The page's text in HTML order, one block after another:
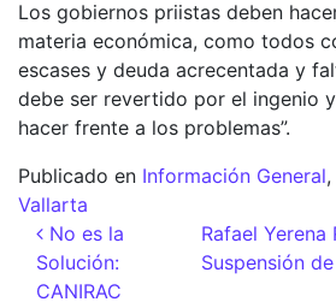
Los gobiernos priistas deben
materia económica, como todos
escases y deuda acrecentada y
debe ser revertido por el ingenio
hacer frente a los problemas”.
Publicado en Información General,
Vallarta
Navegación de
No es la
Solución:
CANIRAC
Rafael Yerena
Suspensión